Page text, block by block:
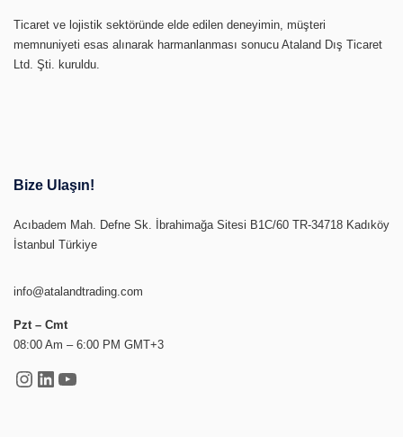
Ticaret ve lojistik sektöründe elde edilen deneyimin, müşteri
memnuniyeti esas alınarak harmanlanması sonucu Ataland Dış Ticaret
Ltd. Şti. kuruldu.
Bize Ulaşın!
Acıbadem Mah. Defne Sk. İbrahimağa Sitesi B1C/60 TR-34718 Kadıköy
İstanbul Türkiye
info@atalandtrading.com
Pzt – Cmt
08:00 Am – 6:00 PM GMT+3